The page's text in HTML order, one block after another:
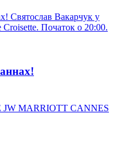
Святослав Вакарчук у
Початок о 20:00.
JW MARRIOTT CANNES